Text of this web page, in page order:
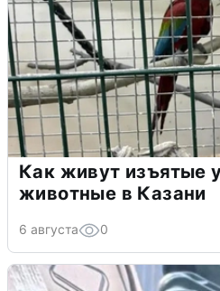
Как живут изъятые
животные в Казани
6 августа 0